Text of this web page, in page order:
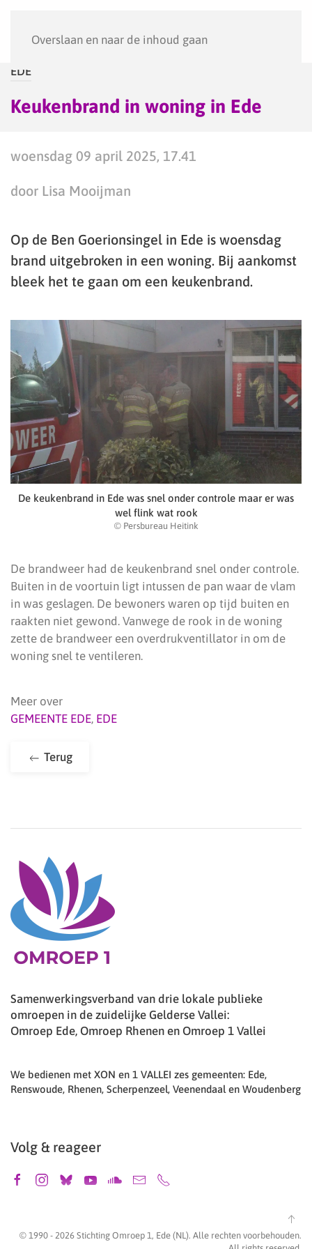
Overslaan en naar de inhoud gaan
EDE
Keukenbrand in woning in Ede
woensdag 09 april 2025, 17.41
door Lisa Mooijman
Op de Ben Goerionsingel in Ede is woensdag
brand uitgebroken in een woning. Bij aankomst
bleek het te gaan om een keukenbrand.
De keukenbrand in Ede was snel onder controle maar er was
wel flink wat rook
© Persbureau Heitink
De brandweer had de keukenbrand snel onder controle.
Buiten in de voortuin ligt intussen de pan waar de vlam
in was geslagen. De bewoners waren op tijd buiten en
raakten niet gewond. Vanwege de rook in de woning
zette de brandweer een overdrukventillator in om de
woning snel te ventileren.
Meer over
GEMEENTE EDE, EDE
Terug
Samenwerkingsverband van drie lokale publieke
omroepen in de zuidelijke Gelderse Vallei:
Omroep Ede, Omroep Rhenen en Omroep 1 Vallei
We bedienen met XON en 1 VALLEI zes gemeenten: Ede,
Renswoude, Rhenen, Scherpenzeel, Veenendaal en Woudenberg
Volg & reageer
© 1990 - 2026 Stichting Omroep 1, Ede (NL). Alle rechten voorbehouden.